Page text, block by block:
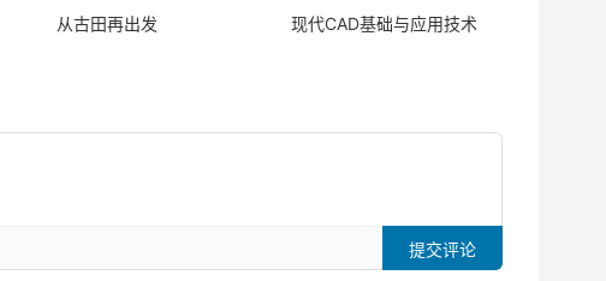
从古田再出发 现代CAD基础与应用技术
提交评论